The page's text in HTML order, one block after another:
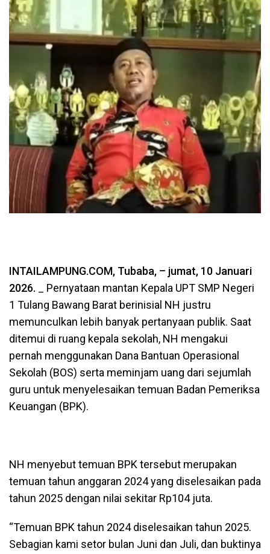
INTAILAMPUNG.COM, Tubaba, – jumat, 10 Januari
2026. _ Pernyataan mantan Kepala UPT SMP Negeri
1 Tulang Bawang Barat berinisial NH justru
memunculkan lebih banyak pertanyaan publik. Saat
ditemui di ruang kepala sekolah, NH mengakui
pernah menggunakan Dana Bantuan Operasional
Sekolah (BOS) serta meminjam uang dari sejumlah
guru untuk menyelesaikan temuan Badan Pemeriksa
Keuangan (BPK).
NH menyebut temuan BPK tersebut merupakan
temuan tahun anggaran 2024 yang diselesaikan pada
tahun 2025 dengan nilai sekitar Rp104 juta.
“Temuan BPK tahun 2024 diselesaikan tahun 2025.
Sebagian kami setor bulan Juni dan Juli, dan buktinya